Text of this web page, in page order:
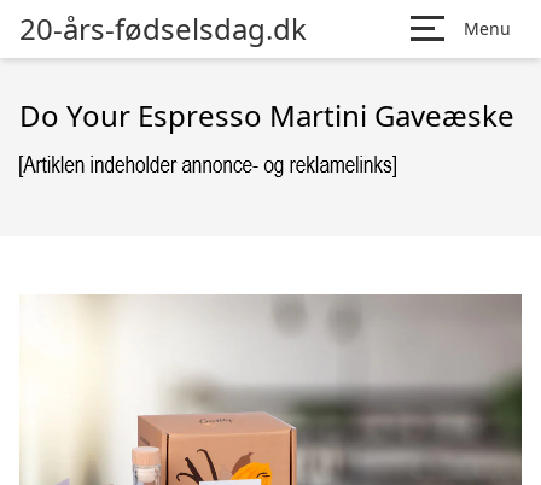
20-års-fødselsdag.dk Menu
Do Your Espresso Martini Gaveæske